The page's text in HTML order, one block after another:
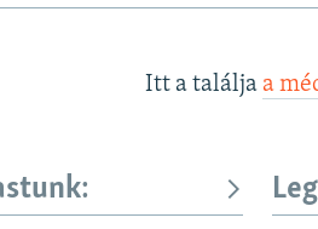
Itt a találja a